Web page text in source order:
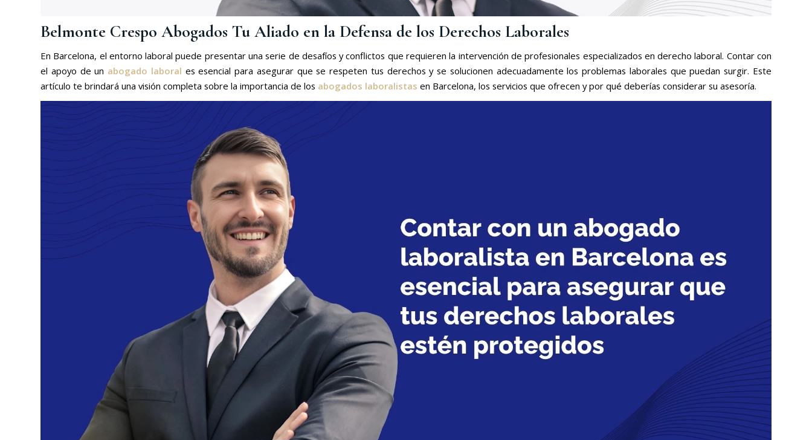
Belmonte Crespo Abogados Tu Aliado en la Defensa de los Derechos Laborales
En Barcelona, el entorno laboral puede presentar una serie de desafíos y conflictos que requieren la intervención de profesionales especializados en derecho laboral. Contar con
el apoyo de un abogado laboral es esencial para asegurar que se respeten tus derechos y se solucionen adecuadamente los problemas laborales que puedan surgir. Este
artículo te brindará una visión completa sobre la importancia de los abogados laboralistas en Barcelona, los servicios que ofrecen y por qué deberías considerar su asesoría.